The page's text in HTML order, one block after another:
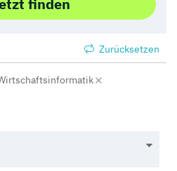
finden
Zurücksetzen